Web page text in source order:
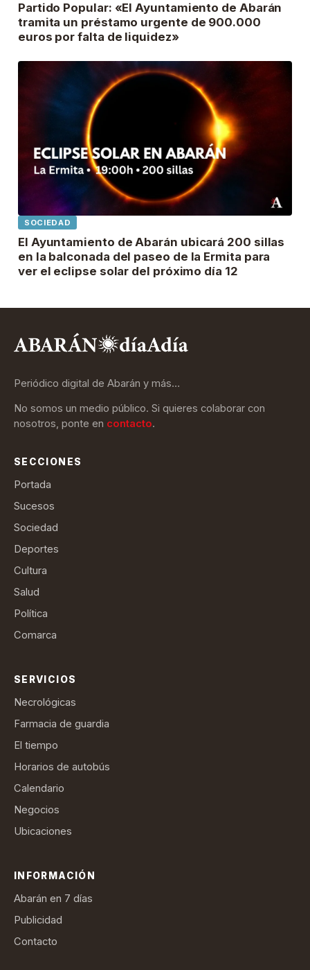
Partido Popular: «El Ayuntamiento de Abarán
tramita un préstamo urgente de 900.000
euros por falta de liquidez»
SOCIEDAD
El Ayuntamiento de Abarán ubicará 200 sillas
en la balconada del paseo de la Ermita para
ver el eclipse solar del próximo día 12
Periódico digital de Abarán y más…
No somos un medio público. Si quieres colaborar con
nosotros, ponte en contacto.
SECCIONES
Portada
Sucesos
Sociedad
Deportes
Cultura
Salud
Política
Comarca
SERVICIOS
Necrológicas
Farmacia de guardia
El tiempo
Horarios de autobús
Calendario
Negocios
Ubicaciones
INFORMACIÓN
Abarán en 7 días
Publicidad
Contacto